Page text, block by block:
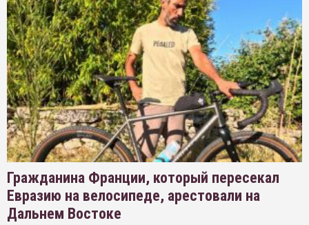
Гражданина Франции, который пересекал
Евразию на велосипеде, арестовали на
Дальнем Востоке